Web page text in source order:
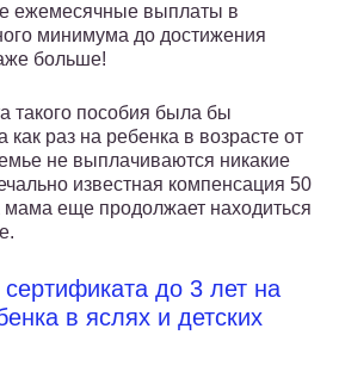
ежемесячные выплаты в
минимума до достижения
больше!
такого пособия была бы
как раз на ребенка в возрасте от
не выплачиваются никакие
известная компенсация 50
мама еще продолжает находиться
до 3 лет на
в яслях и детских